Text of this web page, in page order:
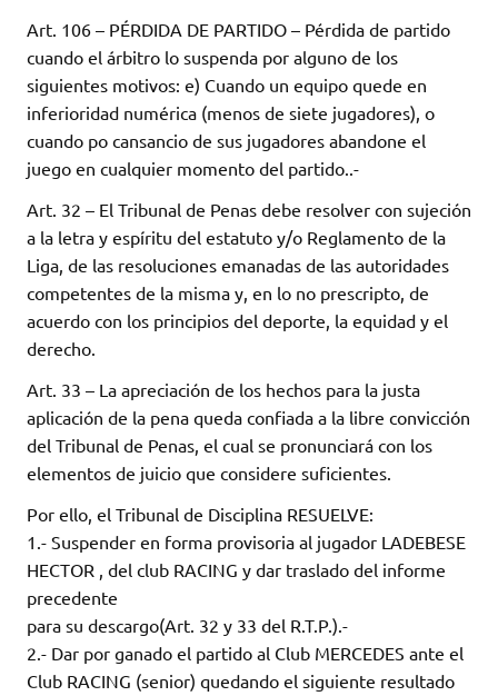
Art. 106 – PÉRDIDA DE PARTIDO – Pérdida de partido
cuando el árbitro lo suspenda por alguno de los
siguientes motivos: e) Cuando un equipo quede en
inferioridad numérica (menos de siete jugadores), o
cuando po cansancio de sus jugadores abandone el
juego en cualquier momento del partido..-
Art. 32 – El Tribunal de Penas debe resolver con sujeción
a la letra y espíritu del estatuto y/o Reglamento de la
Liga, de las resoluciones emanadas de las autoridades
competentes de la misma y, en lo no prescripto, de
acuerdo con los principios del deporte, la equidad y el
derecho.
Art. 33 – La apreciación de los hechos para la justa
aplicación de la pena queda confiada a la libre convicción
del Tribunal de Penas, el cual se pronunciará con los
elementos de juicio que considere suficientes.
Por ello, el Tribunal de Disciplina RESUELVE:
1.- Suspender en forma provisoria al jugador LADEBESE
HECTOR , del club RACING y dar traslado del informe
precedente
para su descargo(Art. 32 y 33 del R.T.P.).-
2.- Dar por ganado el partido al Club MERCEDES ante el
Club RACING (senior) quedando el siguiente resultado